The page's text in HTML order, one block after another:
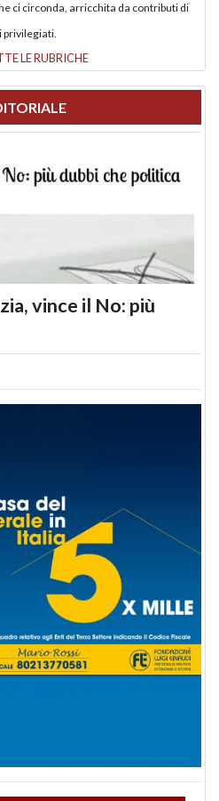
ci circonda, arricchita da contributi di
LE RUBRICHE
vince il No: più